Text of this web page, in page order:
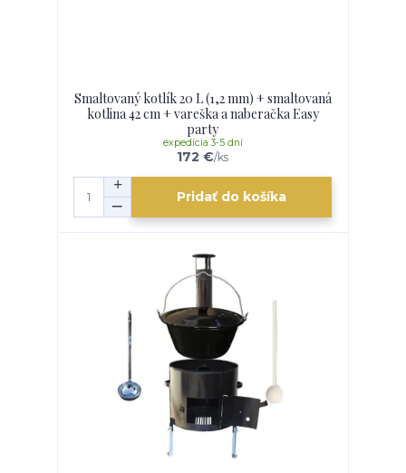
Smaltovaný kotlík 20 L (1,2 mm) + smaltovaná
kotlina 42 cm + vareška a naberačka Easy
party
172 €/ks
expedícia 3-5 dní
Pridať do košíka